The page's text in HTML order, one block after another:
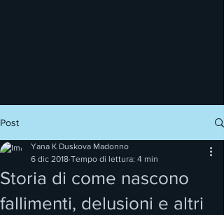
Post
Storia di come nascono
fallimenti, delusioni e altri
Yana K Duskova Madonno
6 dic 2018 Tempo di lettura: 4 min